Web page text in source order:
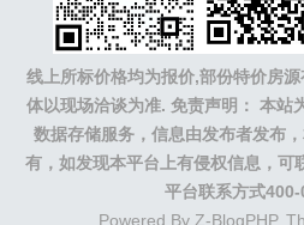
线上所标价格均为报价,部份特价房
体以现场洽谈为准. 免责声明： 本站
数据存储服务，信息由发布者发布
有，如发现本平台上有侵权信息，可
平台联系方式
Powered By Z-BlogPHP.